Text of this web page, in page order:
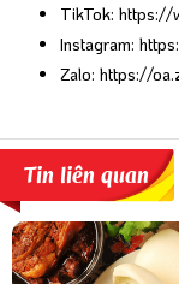
TikTok: https://
Instagram:
Zalo: https://
Tin liên quan